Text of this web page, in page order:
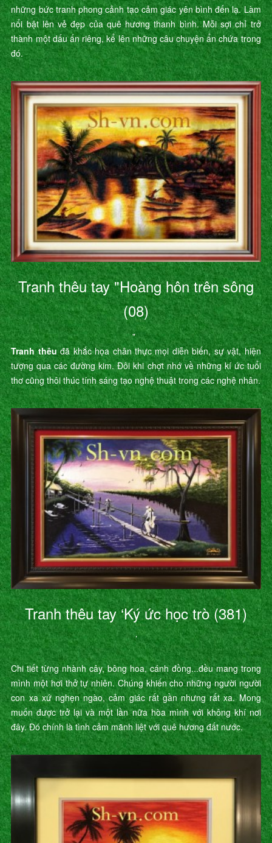
những bức tranh phong cảnh tạo cảm giác yên bình đến lạ. Làm
nổi bật lên vẻ đẹp của quê hương thanh bình. Mỗi sợi chỉ trở
thành một dấu ấn riêng, kể lên những câu chuyện ẩn chứa trong
đó.
Tranh thêu tay "Hoàng hôn trên sông
(08)
"
Tranh thêuđã khắc họa chân thực mọi diễn biến, sự vật, hiện
tượng qua các đường kim. Đôi khi chợt nhớ về những kí ức tuổi
thơ cũng thôi thúc tính sáng tạo nghệ thuật trong các nghệ nhân.
Tranh thêu tay ‘Ký ức học trò (381)
’
Chi tiết từng nhành cây, bông hoa, cánh đồng...đều mang trong
mình một hơi thở tự nhiên. Chúng khiến cho những người người
con xa xứ nghẹn ngào, cảm giác rất gần nhưng rất xa. Mong
muốn được trở lại và một lần nữa hòa mình với không khí nơi
đây. Đó chính là tình cảm mãnh liệt với quê hương đất nước.